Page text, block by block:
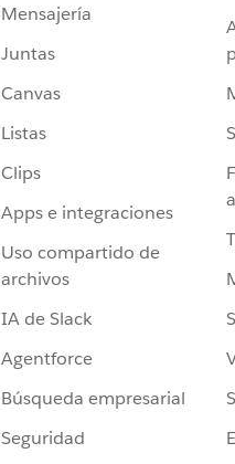
Mensajería
Juntas
Canvas
Listas
Clips
Apps e integraciones
Uso compartido de
archivos
IA de Slack
Agentforce
Búsqueda empresarial
Seguridad